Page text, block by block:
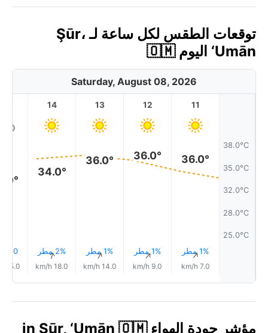
توقعات الطقس لكل ساعة لـ Şūr،
‘Umān اليوم 🇴🇲
Saturday, August 08, 2026
38.0°C
35.0°C
32.0°C
28.0°C
25.0°C
11
36.0°
1% مطر↑
7.0 km/h
12
36.0°
1% مطر↑
9.0 km/h
13
36.0°
1% مطر↑
14.0 km/h
14
34.0°
2% مطر↑
18.0 km/h
0.0 mm
15.0 km/h
مؤشر جودة الهواء in Şūr, ‘Umān 🇴🇲